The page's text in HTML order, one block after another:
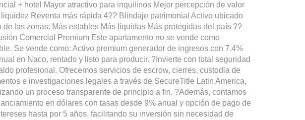
+ hotel Mayor atractivo para inquilinos Mejor percepción de valor
liquidez Reventa más rápida 4?? Blindaje patrimonial Activo ubicado
de las zonas: Más estables Más líquidas Más protegidas del país ??
Comercial Premium Este apartamento no se vende como
Se vende como: Activo premium generador de ingresos con 7.4%
en Naco, rentado y listo para producir. ?Invierte con total seguridad
profesional. Ofrecemos servicios de escrow, cierres, custodia de
e investigaciones legales a través de SecureTitle Latin America,
un proceso transparente de principio a fin. ?Además, contamos
en dólares con tasas desde 9% anual y opción de pago de
hasta por 5 años, facilitando su inversión sin necesidad de